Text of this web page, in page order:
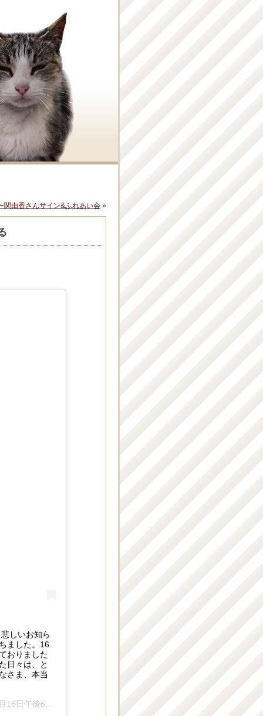
関由香さんサイン&ふれあい会 »
しいお知ら
ました。16
おりました
日々は、と
さま、本当
後6時30分PST